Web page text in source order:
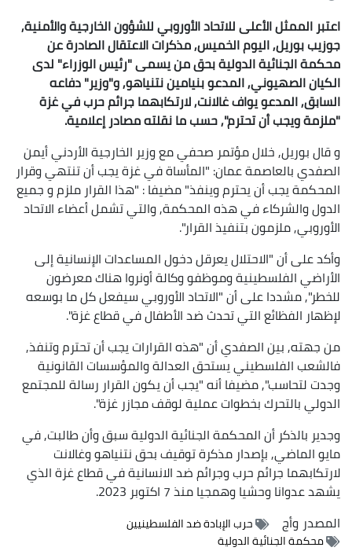
اعتبر الممثل الأعلى للاتحاد الأوروبي للشؤون الخارجية والأمنية,
جوزيب بوريل, اليوم الخميس, مذكرات الاعتقال الصادرة عن
محكمة الجنائية الدولية بحق من يسمى "رئيس الوزراء" لدى
الكيان الصهيوني, المدعو بنيامين نتنياهو, و"وزير" دفاعه
السابق, المدعو يواف غالانت, لارتكابهما جرائم حرب في غزة
"ملزمة ويجب أن تحترم", حسب ما نقلته مصادر إعلامية.
و قال بوريل, خلال مؤتمر صحفي مع وزير الخارجية الأردني أيمن
الصفدي بالعاصمة عمان: "المأساة في غزة يجب أن تنتهي وقرار
المحكمة يجب أن يحترم وينفذ" مضيفا : "هذا القرار ملزم و جميع
الدول والشركاء في هذه المحكمة, والتي تشمل أعضاء الاتحاد
الأوروبي, ملزمون بتنفيذ القرار".
وأكد على أن "الاحتلال يعرقل دخول المساعدات الإنسانية إلى
الأراضي الفلسطينية وموظفو وكالة أونروا هناك معرضون
للخطر", مشددا على أن "الاتحاد الأوروبي سيفعل كل ما بوسعه
لإظهار الفظائع التي تحدث ضد الأطفال في قطاع غزة".
من جهته, بين الصفدي أن "هذه القرارات يجب أن تحترم وتنفذ,
فالشعب الفلسطيني يستحق العدالة والمؤسسات القانونية
وجدت لتحاسب", مضيفا أنه "يجب أن يكون القرار رسالة للمجتمع
الدولي بالتحرك بخطوات عملية لوقف مجازر غزة".
وجدير بالذكر أن المحكمة الجنائية الدولية سبق وأن طالبت, في
مايو الماضي, بإصدار مذكرة توقيف بحق نتنياهو وغالانت
لارتكابهما جرائم حرب وجرائم ضد الانسانية في قطاع غزة الذي
يشهد عدوانا وحشيا وهمجيا منذ 7 اكتوبر 2023.
المصدروأج
حرب الإبادة ضد الفلسطينيين
محكمة الجنائية الدولية